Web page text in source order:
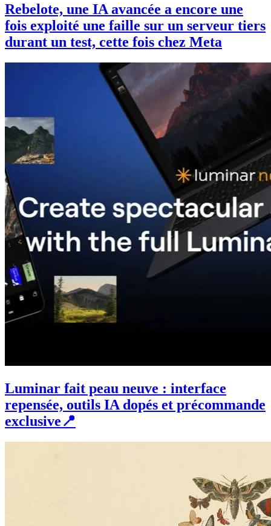
Rebelote, une IA avancée a encore une
fois exploité une faille sur un serveur tiers
durant un test, cette fois chez Meta
Luminar fait peau neuve : interface
repensée, outils IA dopés et précommande
exclusive📍